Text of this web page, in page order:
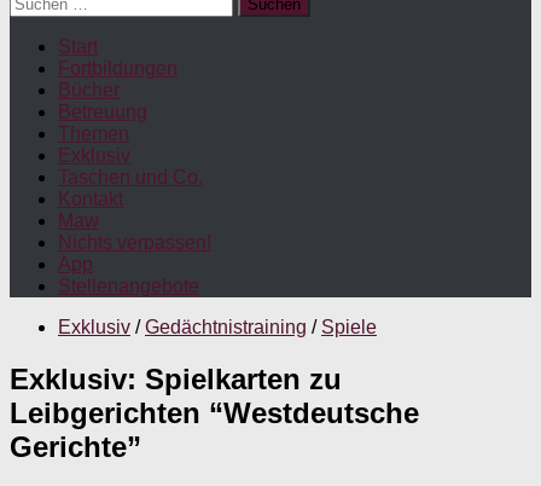
nach:
Start
Fortbildungen
Bücher
Betreuung
Themen
Exklusiv
Taschen und Co.
Kontakt
Maw
Nichts verpassen!
App
Stellenangebote
Exklusiv / Gedächtnistraining / Spiele
Exklusiv: Spielkarten zu
Leibgerichten “Westdeutsche
Gerichte”